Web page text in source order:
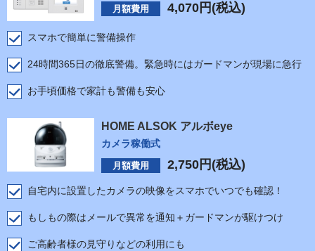
月額費用 4,070 円(税込)
スマホで簡単に警備操作
24時間365日の徹底警備。緊急時にはガードマンが現場に急行
お手頃価格で家計も警備も安心
HOME ALSOK アルボeye
カメラ稼働式
月額費用 2,750 円(税込)
自宅内に設置したカメラの映像をスマホでいつでも確認！
もしもの際はメールで異常を通知＋ガードマンが駆けつけ
ご高齢者様の見守りなどの利用にも